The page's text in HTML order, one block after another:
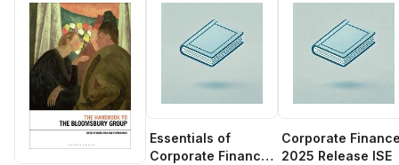
Essentials of
Corporate Finance:
Corporate
2025 Release ISE